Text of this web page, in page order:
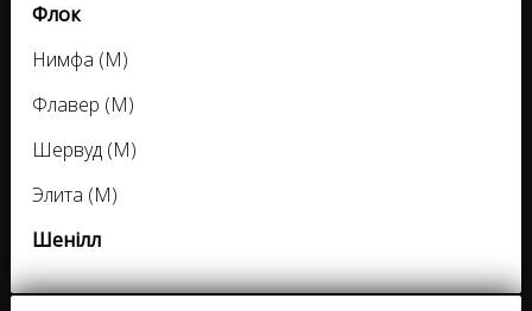
Флок
Нимфа (M)
Флавер (M)
Шервуд (M)
Элита (M)
Шенілл